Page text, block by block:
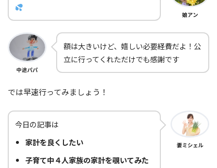
娘アン
中途パパ
額は大きいけど、嬉しい必要経費だよ！公
立に行ってくれただけでも感謝です
では早速行ってみましょう！
今日の記事は
家計を良くしたい
子育て中４人家族の家計を覗いてみた
妻ミシェル